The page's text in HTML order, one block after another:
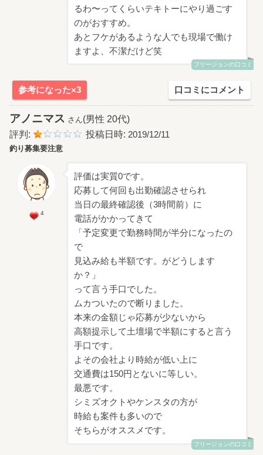
るわ〜ってくらいテキトーにやり過ごす
のがおすすめ。
あとフケがあるような人でも現場で働け
ますよ、不潔だけど笑
フリージョンの口コミ
参考になった×3 口コミにコメント
アノニマス さん(男性 20代)
評判:
投稿日時: 2019/12/11
釣り募集要注意
4
評価は実質0です。
応募して何回も出勤確認させられ
当日の最終確認後（3時間前）に
電話がかかってきて
「予定変更で勤務時間が半分になったの
で
見込み給も半額です。がどうします
か？」
って言う手口でした。
ムカついたので断りました。
本来の金額じゃ応募が少ないから
高額提示して土壇場で半額にすると言う
手口です。
よその会社より時給が低い上に
交通費は150円とないに等しい。
最悪です。
シミズオクトやケンスタの方が
時給も案件も多いので
そちらがオススメです。
フリージョンの口コミ